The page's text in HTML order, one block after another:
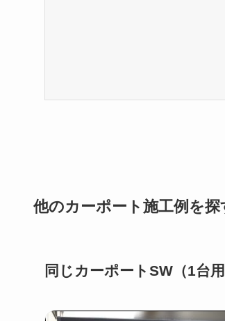
他のカーポート施工例を探
同じカーポートSW（1台